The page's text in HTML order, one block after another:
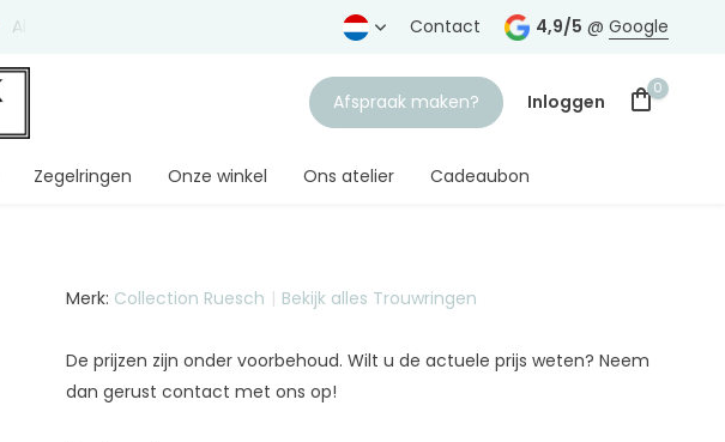
Al Gratis verzending vanaf € 75,-
Contact 4,9/5 @ Google
Afspraak maken? Inloggen
0
Zegelringen Onze winkel Ons atelier Cadeaubon
Merk: Collection Ruesch Bekijk alles Trouwringen
De prijzen zijn onder voorbehoud. Wilt u de actuele prijs weten? Neem
dan gerust contact met ons op!